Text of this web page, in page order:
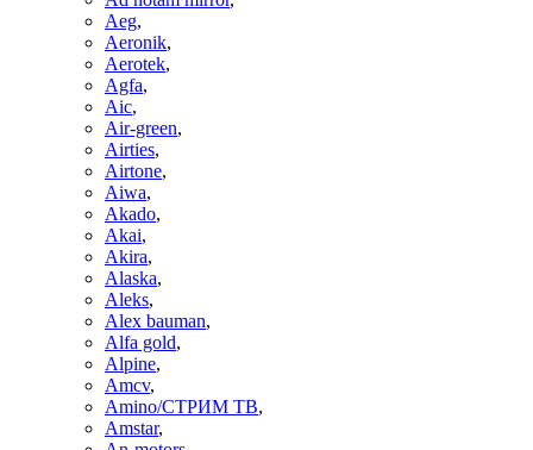
Aeg,
Aeronik,
Aerotek,
Agfa,
Aic,
Air-green,
Airties,
Airtone,
Aiwa,
Akado,
Akai,
Akira,
Alaska,
Aleks,
Alex bauman,
Alfa gold,
Alpine,
Amcv,
Amino/СТРИМ ТВ,
Amstar,